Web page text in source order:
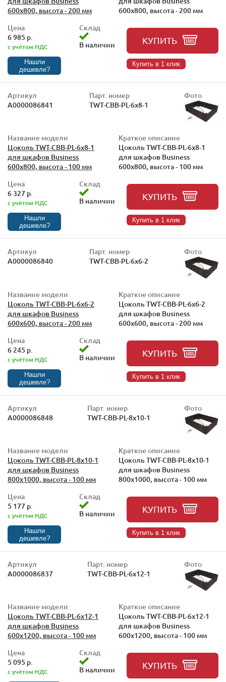
600x800, высота - 200 мм
600x800, высота - 200 мм
Цена
6 985 р.
с учётом НДС
Нашли
дешевле?
Склад
В наличии
КУПИТЬ
Купить в 1 клик
Артикул
А0000086841
Парт. номер
TWT-CBB-PL-6x8-1
Фото
Название модели
Цоколь TWT-CBB-PL-6x8-1
для шкафов Business
600x800, высота - 100 мм
Краткое описание
Цоколь TWT-CBB-PL-6x8-1
для шкафов Business
600x800, высота - 100 мм
Цена
6 327 р.
с учётом НДС
Нашли
дешевле?
Склад
В наличии
КУПИТЬ
Купить в 1 клик
Артикул
А0000086840
Парт. номер
TWT-CBB-PL-6x6-2
Фото
Название модели
Цоколь TWT-CBB-PL-6x6-2
для шкафов Business
600x600, высота - 200 мм
Краткое описание
Цоколь TWT-CBB-PL-6x6-2
для шкафов Business
600x600, высота - 200 мм
Цена
6 245 р.
с учётом НДС
Нашли
дешевле?
Склад
В наличии
КУПИТЬ
Купить в 1 клик
Артикул
А0000086848
Парт. номер
TWT-CBB-PL-8x10-1
Фото
Название модели
Цоколь TWT-CBB-PL-8x10-1
для шкафов Business
800x1000, высота - 100 мм
Краткое описание
Цоколь TWT-CBB-PL-8x10-1
для шкафов Business
800x1000, высота - 100 мм
Цена
5 177 р.
с учётом НДС
Нашли
дешевле?
Склад
В наличии
КУПИТЬ
Купить в 1 клик
Артикул
А0000086837
Парт. номер
TWT-CBB-PL-6x12-1
Фото
Название модели
Цоколь TWT-CBB-PL-6x12-1
для шкафов Business
600x1200, высота - 100 мм
Краткое описание
Цоколь TWT-CBB-PL-6x12-1
для шкафов Business
600x1200, высота - 100 мм
Цена
5 095 р.
с учётом НДС
Склад
В наличии
КУПИТЬ